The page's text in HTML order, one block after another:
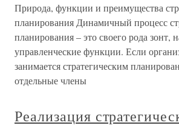
Природа, функции и преимущества
планирования Динамичный процесс
планирования – это своего рода
управленческие функции. Если
занимается стратегическим
отдельные члены
Реализация